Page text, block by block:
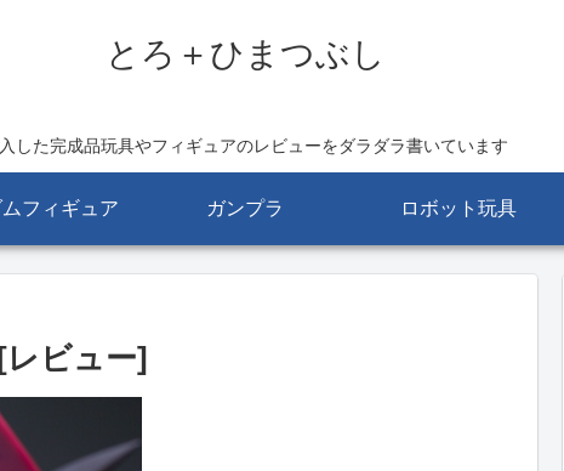
とろ＋ひまつぶし
した完成品玩具やフィギュアのレビューをダラダラ書いています
フィギュア ガンプラ ロボット玩具
ビュー]